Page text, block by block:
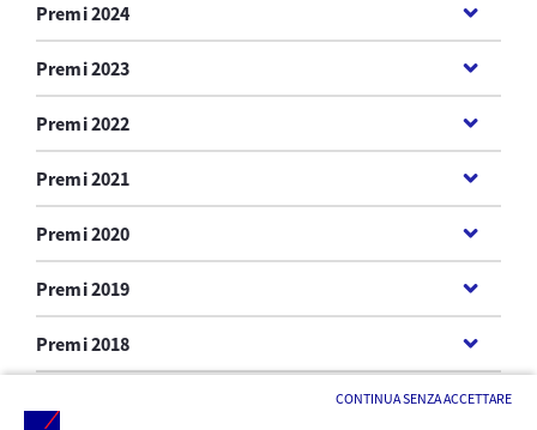
CONTINUA SENZA ACCETTARE
Premi 2024
Premi 2023
Premi 2022
Premi 2021
Premi 2020
Premi 2019
Premi 2018